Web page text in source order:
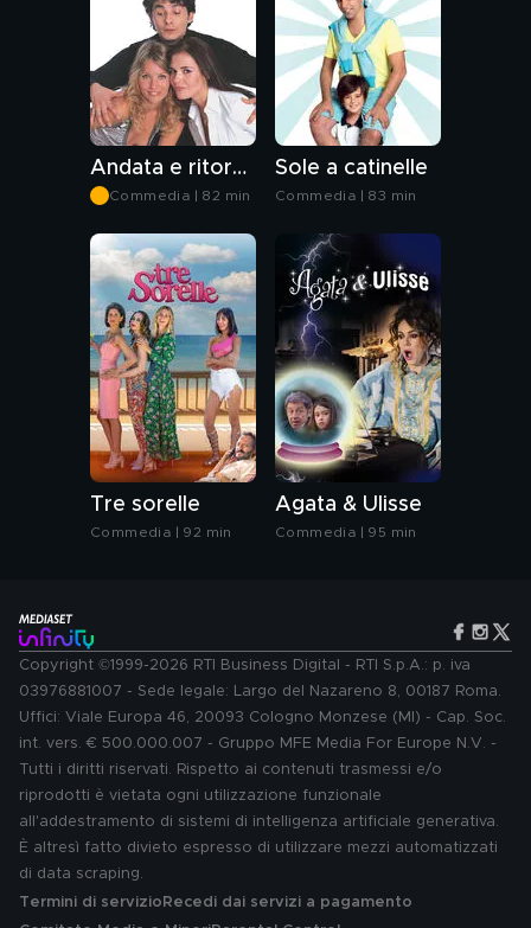
Andata e ritorno
Commedia | 82 min
Sole a catinelle
Commedia | 83 min
Tre sorelle
Commedia | 92 min
Agata & Ulisse
Commedia | 95 min
Copyright ©1999-2026 RTI Business Digital - RTI S.p.A.: p. iva
03976881007 - Sede legale: Largo del Nazareno 8, 00187 Roma.
Uffici: Viale Europa 46, 20093 Cologno Monzese (MI) - Cap. Soc.
int. vers. € 500.000.007 - Gruppo MFE Media For Europe N.V. -
Tutti i diritti riservati. Rispetto ai contenuti trasmessi e/o
riprodotti è vietata ogni utilizzazione funzionale
all'addestramento di sistemi di intelligenza artificiale generativa.
È altresì fatto divieto espresso di utilizzare mezzi automatizzati
di data scraping.
Termini di servizio Recedi dai servizi a pagamento